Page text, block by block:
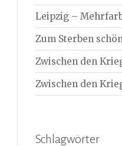
Leipzig –
Zum Sterben
Zwischen den
Zwischen den
Schlagwörter